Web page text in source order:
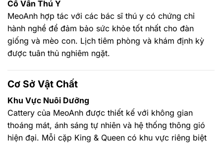
Cố Vấn Thú Y
MeoAnh hợp tác với các bác sĩ thú y có chứng chỉ
hành nghề để đảm bảo sức khỏe tốt nhất cho đàn
giống và mèo con. Lịch tiêm phòng và khám định kỳ
được tuân thủ nghiêm ngặt.
Cơ Sở Vật Chất
Khu Vực Nuôi Dưỡng
Cattery của MeoAnh được thiết kế với không gian
thoáng mát, ánh sáng tự nhiên và hệ thống thông gió
hiện đại. Mỗi cặp King & Queen có khu vực riêng biệt